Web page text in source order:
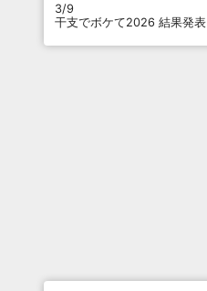
3/9
干支でボケて2026 結果発表